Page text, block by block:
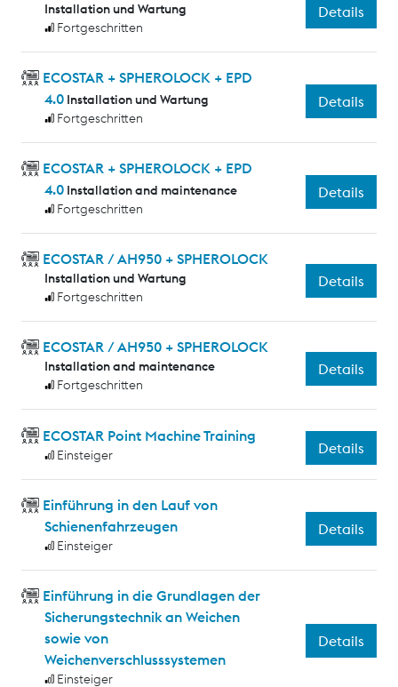
Installation und Wartung
Fortgeschritten
Details
ECOSTAR + SPHEROLOCK + EPD
4.0 Installation und Wartung
Fortgeschritten
Details
ECOSTAR + SPHEROLOCK + EPD
4.0 Installation and maintenance
Fortgeschritten
Details
ECOSTAR / AH950 + SPHEROLOCK
Installation und Wartung
Fortgeschritten
Details
ECOSTAR / AH950 + SPHEROLOCK
Installation and maintenance
Fortgeschritten
Details
ECOSTAR Point Machine Training
Einsteiger Details
Einführung in den Lauf von
Schienenfahrzeugen
Einsteiger
Details
Einführung in die Grundlagen der
Sicherungstechnik an Weichen
sowie von
Weichenverschlusssystemen
Einsteiger
Details